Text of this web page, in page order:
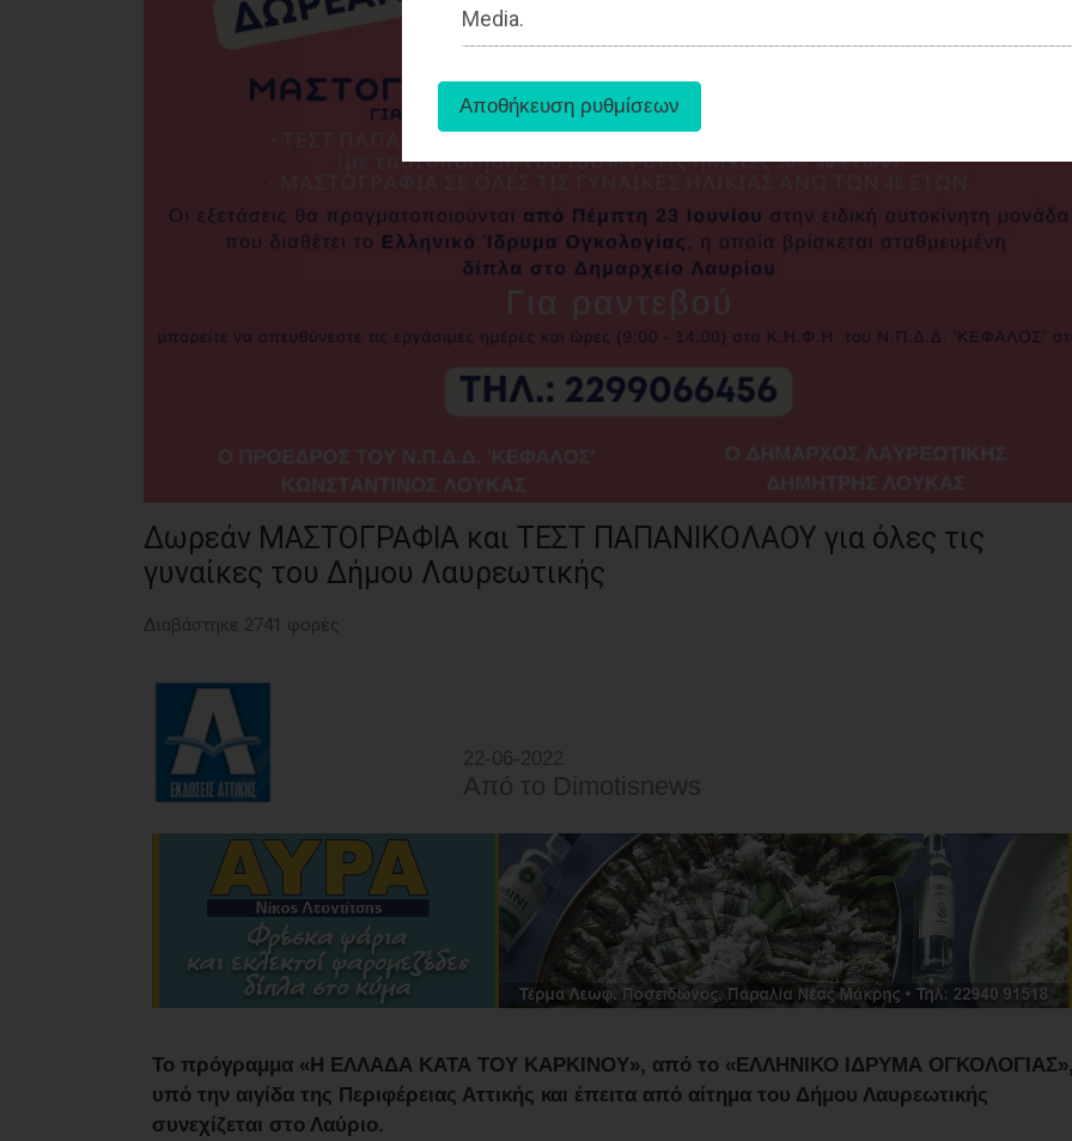
Media.
Δωρεάν ΜΑΣΤΟΓΡΑΦΙΑ και ΤΕΣΤ ΠΑΠΑΝΙΚΟΛΑΟΥ για όλες τις
γυναίκες του Δήμου Λαυρεωτικής
Διαβάστηκε 2741 φορές
22-06-2022
Από τo Dimotisnews
Το πρόγραμμα «Η ΕΛΛΑΔΑ ΚΑΤΑ ΤΟΥ ΚΑΡΚΙΝΟΥ», από το «ΕΛΛΗΝΙΚΟ ΙΔΡΥΜΑ
υπό την αιγίδα της Περιφέρειας Αττικής και έπειτα από αίτημα του Δήμου Λαυρεωτικής
συνεχίζεται στο Λαύριο.